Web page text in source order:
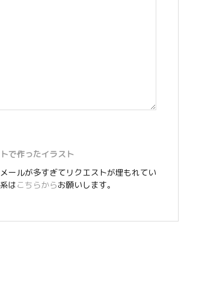
で作ったイラスト
ールが多すぎてリクエストが埋もれてい
はこちらからお願いします。